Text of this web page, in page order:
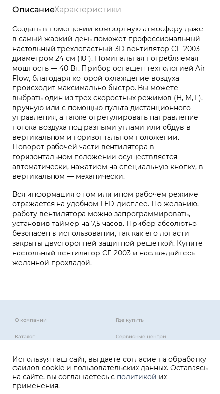
ОписаниеХарактеристики
Создать в помещении комфортную атмосферу даже
в самый жаркий день поможет профессиональный
настольный трехлопастный 3D вентилятор CF-2003
диаметром 24 см (10"). Номинальная потребляемая
мощность — 40 Вт. Прибор оснащен технологией Air
Flow, благодаря которой охлаждение воздуха
происходит максимально быстро. Вы можете
выбрать один из трех скоростных режимов (H, M, L),
вручную или с помощью пульта дистанционного
управления, а также отрегулировать направление
потока воздуха под разными углами или обдув в
вертикальном и горизонтальном положении.
Поворот рабочей части вентилятора в
горизонтальном положении осуществляется
автоматически, нажатием на специальную кнопку, в
вертикальном — механически.
Вся информация о том или ином рабочем режиме
отражается на удобном LED-дисплее. По желанию,
работу вентилятора можно запрограммировать,
установив таймер на 7,5 часов. Прибор абсолютно
безопасен в использовании, так как его лопасти
закрыты двусторонней защитной решеткой. Купите
настольный вентилятор CF-2003 и наслаждайтесь
желанной прохладой.
О компании
Каталог
Где купить
Сервисные центры
Используя наш сайт, вы даете согласие на обработку
файлов cookie и пользовательских данных. Оставаясь
на сайте, вы соглашаетесь с политикой их
применения.